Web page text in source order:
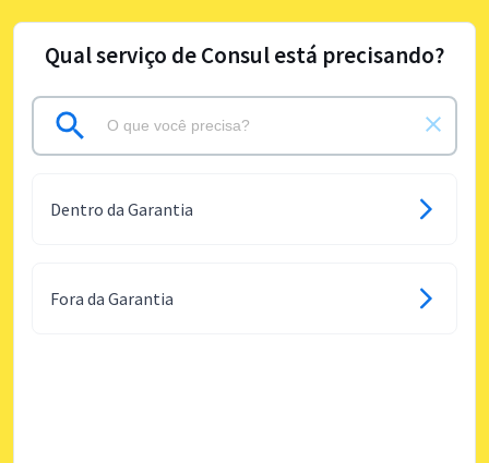
Qual serviço de Consul está precisando?
Dentro da Garantia
Fora da Garantia